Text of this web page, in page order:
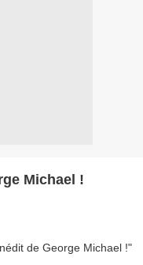
Michael !